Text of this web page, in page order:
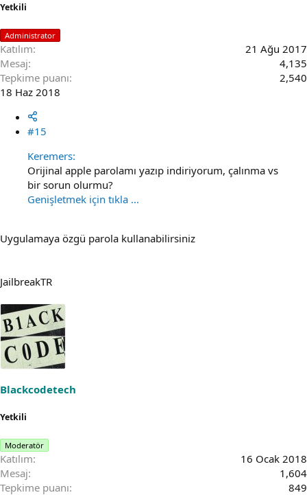
Yetkili
Administrator
Katılım
21 Ağu 2017
Mesaj
4,135
Tepkime puanı
2,540
18 Haz 2018
#15
Keremers:
Orijinal apple parolamı yazıp indiriyorum, çalınma vs
bir sorun olurmu?
Genişletmek için tıkla ...
Uygulamaya özgü parola kullanabilirsiniz
JailbreakTR
Blackcodetech
Yetkili
Moderatör
Katılım
16 Ocak 2018
Mesaj
1,604
Tepkime puanı
849